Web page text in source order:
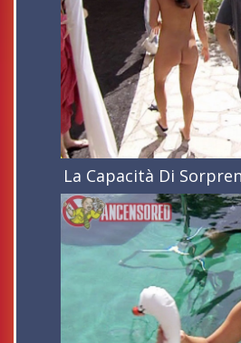
La Capacità Di